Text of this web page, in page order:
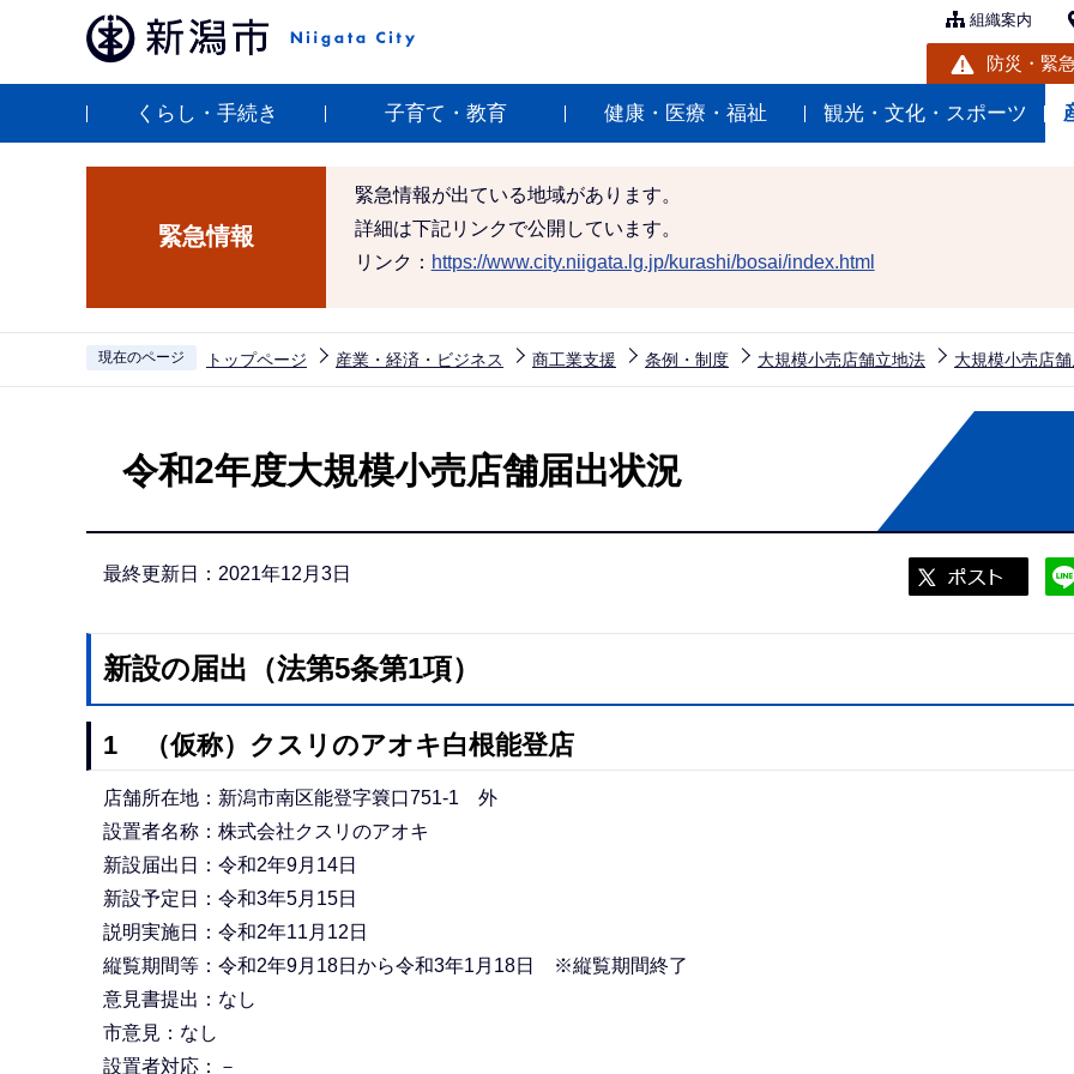
ペ
組織案内
防災・緊
くらし・手続き 子育て・教育 健康・医療・福祉 観光・文化・スポーツ
緊急情報
緊急情報が出ている地域があります。
詳細は下記リンクで公開しています。
リンク： https://www.city.niigata.lg.jp/kurashi/bosai/index.html
現在のページ トップページ 産業・経済・ビジネス 商工業支援 条例・制度 大規模小売店舗立地法 大規模小売店
令和2年度大規模小売店舗届出状況
最終更新日：2021年12月3日
新設の届出（法第5条第1項）
1 （仮称）クスリのアオキ白根能登店
店舗所在地：新潟市南区能登字簔口751-1 外
設置者名称：株式会社クスリのアオキ
新設届出日：令和2年9月14日
新設予定日：令和3年5月15日
説明実施日：令和2年11月12日
縦覧期間等：令和2年9月18日から令和3年1月18日 ※縦覧期間終了
意見書提出：なし
市意見：なし
設置者対応：－